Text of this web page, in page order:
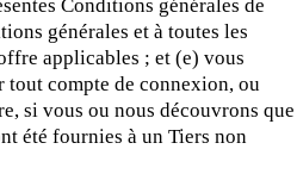
Conditions générales de
générales et à toutes les
applicables ; et (e) vous
tout compte de connexion, ou
si vous ou nous découvrons que
été fournies à un Tiers non